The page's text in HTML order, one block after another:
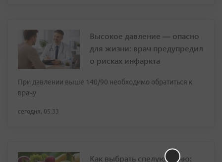
Высокое давление — опасно
для жизни: врач предупредил
о рисках инфаркта
При давлении выше 140/90 необходимо обратиться к
врачу
сегодня, 05:33
Как выбрать спелую дыню: